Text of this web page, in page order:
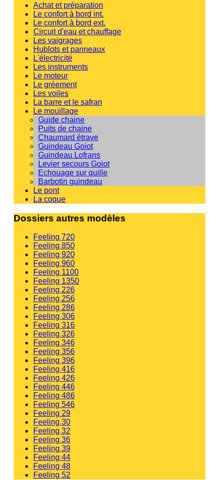
Achat et préparation
Le confort à bord int.
Le confort à bord ext.
Circuit d'eau et chauffage
Les vaigrages
Hublots et panneaux
L'électricité
Les instruments
Le moteur
Le gréement
Les voiles
La barre et le safran
Le mouillage
Guide chaine
Puits de chaine
Chaumard étrave
Guindeau Goiot
Guindeau Lofrans
Levier secours Goiot
Echouage sur quille
Barbotin guindeau
Le pont
La coque
Dossiers autres modèles
Feeling 720
Feeling 850
Feeling 920
Feeling 960
Feeling 1100
Feeling 1350
Feeling 226
Feeling 256
Feeling 286
Feeling 306
Feeling 316
Feeling 326
Feeling 346
Feeling 356
Feeling 396
Feeling 416
Feeling 426
Feeling 446
Feeling 486
Feeling 546
Feeling 29
Feeling 30
Feeling 32
Feeling 36
Feeling 39
Feeling 44
Feeling 48
Feeling 52